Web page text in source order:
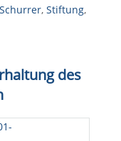
Schurrer, Stiftung,
des